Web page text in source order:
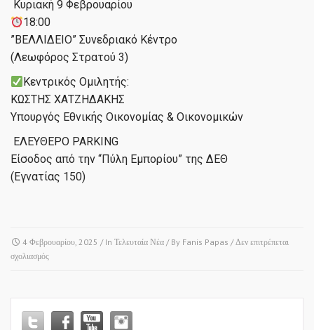
️ Κυριακή 9 Φεβρουαρίου
18:00
”ΒΕΛΛΙΔΕΙΟ” Συνεδριακό Κέντρο
(Λεωφόρος Στρατού 3)
Κεντρικός Ομιλητής:
ΚΩΣΤΗΣ ΧΑΤΖΗΔΑΚΗΣ
Υπουργός Εθνικής Οικονομίας & Οικονομικών
️ ΕΛΕΥΘΕΡΟ PARKING
Είσοδος από την “Πύλη Εμπορίου” της ΔΕΘ
(Εγνατίας 150)
4 Φεβρουαρίου, 2025 / In Τελευταία Νέα / By Fanis Papas /Δεν επιτρέπεται
σχολιασμόςστο
ΚΟΠΗΣ
ΒΑΣΙΛΟΠΙΤΑΣ!